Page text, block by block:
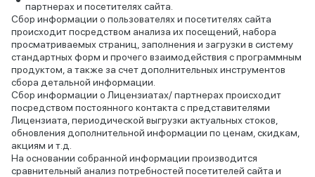
партнерах и посетителях сайта.
Сбор информации о пользователях и посетителях сайта
происходит посредством анализа их посещений, набора
просматриваемых страниц, заполнения и загрузки в систему
стандартных форм и прочего взаимодействия с программным
продуктом, а также за счет дополнительных инструментов
сбора детальной информации.
Сбор информации о Лицензиатах/ партнерах происходит
посредством постоянного контакта с представителями
Лицензиата, периодической выгрузки актуальных стоков,
обновления дополнительной информации по ценам, скидкам,
акциям и т.д.
На основании собранной информации производится
сравнительный анализ потребностей посетителей сайта и